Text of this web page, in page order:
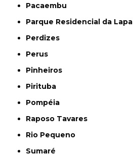
Pacaembu
Parque Residencial da Lapa
Perdizes
Perus
Pinheiros
Pirituba
Pompéia
Raposo Tavares
Rio Pequeno
Sumaré